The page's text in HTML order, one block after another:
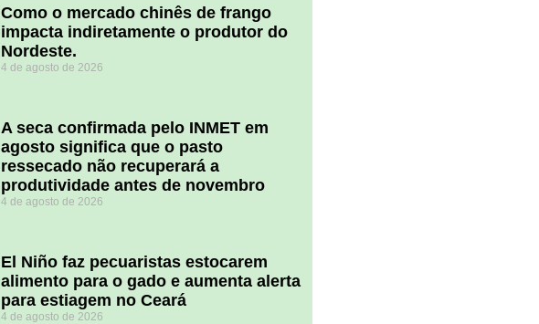
​Como o mercado chinês de frango
impacta indiretamente o produtor do
Nordeste.
4 de agosto de 2026
A seca confirmada pelo INMET em
agosto significa que o pasto
ressecado não recuperará a
produtividade antes de novembro
4 de agosto de 2026
El Niño faz pecuaristas estocarem
alimento para o gado e aumenta alerta
para estiagem no Ceará
4 de agosto de 2026